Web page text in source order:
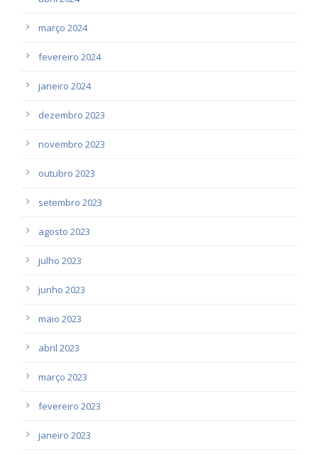
março 2024
fevereiro 2024
janeiro 2024
dezembro 2023
novembro 2023
outubro 2023
setembro 2023
agosto 2023
julho 2023
junho 2023
maio 2023
abril 2023
março 2023
fevereiro 2023
janeiro 2023